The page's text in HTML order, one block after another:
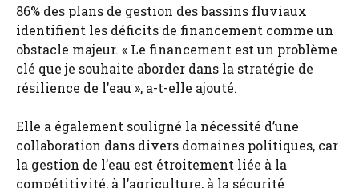
86% des plans de gestion des bassins fluviaux
identifient les déficits de financement comme un
obstacle majeur. « Le financement est un problème
clé que je souhaite aborder dans la stratégie de
résilience de l’eau », a-t-elle ajouté.
Elle a également souligné la nécessité d’une
collaboration dans divers domaines politiques, car
la gestion de l’eau est étroitement liée à la
compétitivité, à l’agriculture, à la sécurité